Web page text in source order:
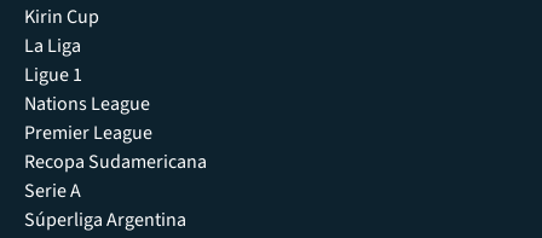
Kirin Cup
La Liga
Ligue 1
Nations League
Premier League
Recopa Sudamericana
Serie A
Súperliga Argentina